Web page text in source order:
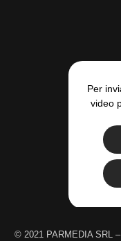
Per
video
© 2021 PARMEDIA SRL